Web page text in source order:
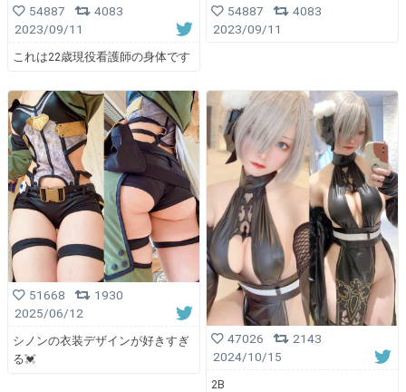
54887
4083
2023/09/11
これは22歳現役看護師の身体です
54887
4083
2023/09/11
51668
1930
2025/06/12
シノンの衣装デザインが好きすぎ
る💓
47026
2143
2024/10/15
2B